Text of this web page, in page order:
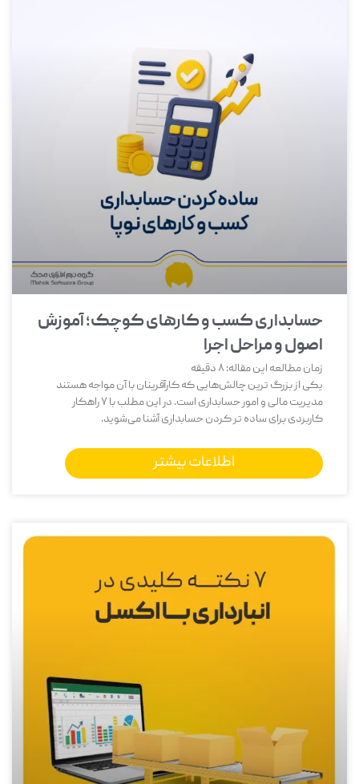
حسابداری کسب و کارهای کوچک؛ آموزش
اصول و مراحل اجرا
زمان مطالعه این مقاله:8دقیقه
یکی از بزرگ‌ ترین چالش‌هایی که کارآفرینان با آن مواجه هستند
مدیریت مالی و امور حسابداری است. در این مطلب با 7 راهکار
کاربردی برای ساده تر کردن حسابداری آشنا می‌شوید.
اطلاعات بیشتر